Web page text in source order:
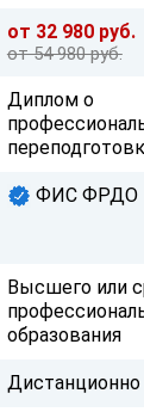
от 32 980 руб.
от 54 980 руб.
Диплом о
ФИС ФРДО
Высшего или
образования
Дистанционно